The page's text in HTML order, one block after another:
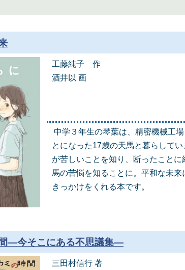
工藤純子 作
酒井以 画
中学３年生の琴葉は、精密機械工
とになった17歳の天馬と暮らして
が苦しいことを知り、断ったこと
馬の苦悩を知ることに。平和な未
きっかけをくれる本です。
―今そこにある不思議集―
三田村信行 著